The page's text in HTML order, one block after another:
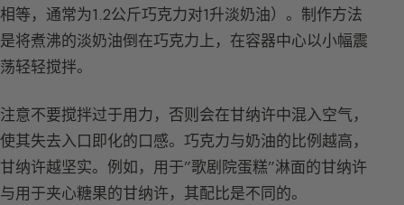
相等，通常为1.2公斤巧克力对1升淡奶油）。制作方法
是将煮沸的淡奶油倒在巧克力上，在容器中心以小幅震
荡轻轻搅拌。
注意不要搅拌过于用力，否则会在甘纳许中混入空气，
使其失去入口即化的口感。巧克力与奶油的比例越高，
甘纳许越坚实。例如，用于”歌剧院蛋糕”淋面的甘纳许
与用于夹心糖果的甘纳许，其配比是不同的。